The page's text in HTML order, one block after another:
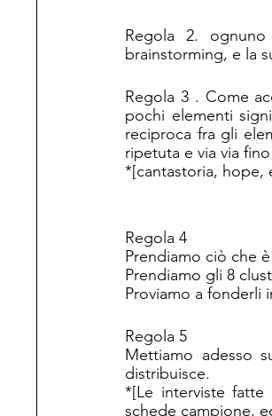
Regola 2.
brainstorming, e la
Regola 3 . Come
pochi elementi
reciproca fra gli
ripetuta e via via
*[cantastoria, hope,
Regola 4
Prendiamo ciò che
Prendiamo gli 8
Proviamo a fonderli
Regola 5
Mettiamo adesso
distribuisce.
*[Le interviste
schede campione,